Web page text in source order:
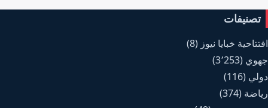
تصنيفات
افتتاحية خبايا نيوز (8)
جهوي (3٬253)
دولي (116)
رياضة (374)